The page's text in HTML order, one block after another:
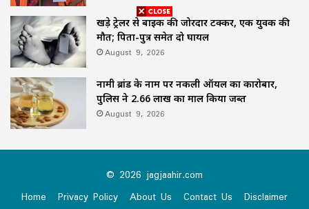
खड़े ट्रेलर से बाइक की जोरदार टक्कर, एक युवक की
मौत; पिता-पुत्र समेत दो घायल
August 9, 2026
नामी ब्रांड के नाम पर नकली ऑयल का कारोबार,
पुलिस ने 2.66 लाख का माल किया जब्त
August 9, 2026
© 2026 jagjaahir.com
Home
Privacy Policy About Us Contact Us Disclaimer